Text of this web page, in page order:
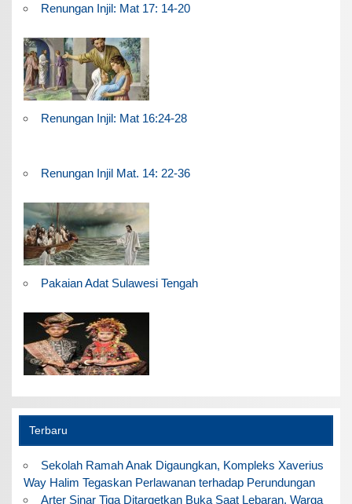
Renungan Injil: Mat 17: 14-20
Renungan Injil: Mat 16:24-28
Renungan Injil Mat. 14: 22-36
Pakaian Adat Sulawesi Tengah
Terbaru
Sekolah Ramah Anak Digaungkan, Kompleks Xaverius
Way Halim Tegaskan Perlawanan terhadap Perundungan
Arter Sinar Tiga Ditargetkan Buka Saat Lebaran, Warga